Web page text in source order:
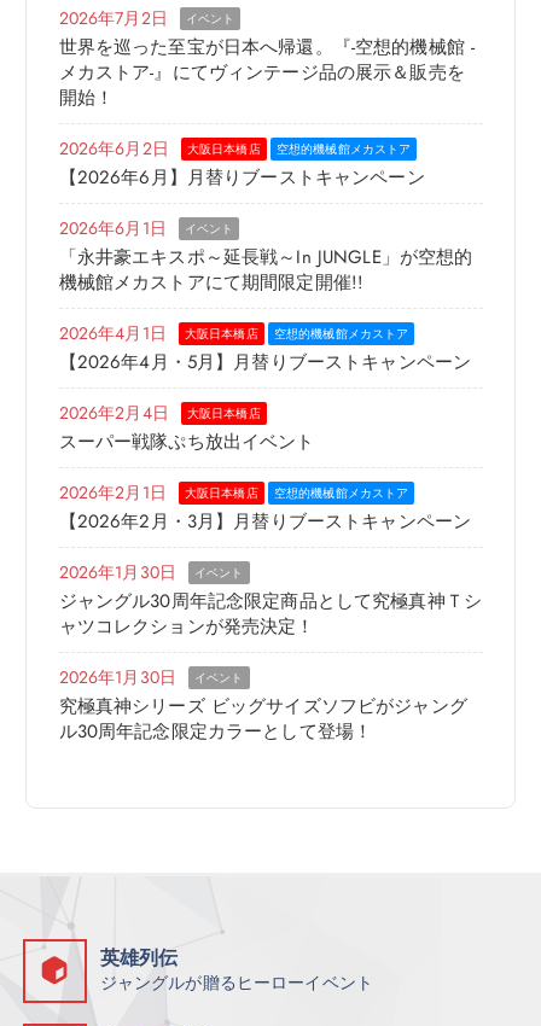
2026年7月2日 イベント
世界を巡った至宝が日本へ帰還。『-空想的機械館 -
メカストア-』にてヴィンテージ品の展示＆販売を
開始！
2026年6月2日 大阪日本橋店 空想的機械館メカストア
【2026年6月】月替りブーストキャンペーン
2026年6月1日 イベント
「永井豪エキスポ～延長戦～in JUNGLE」が空想的
機械館メカストアにて期間限定開催!!
2026年4月1日 大阪日本橋店 空想的機械館メカストア
【2026年4月・5月】月替りブーストキャンペーン
2026年2月4日 大阪日本橋店
スーパー戦隊ぷち放出イベント
2026年2月1日 大阪日本橋店 空想的機械館メカストア
【2026年2月・3月】月替りブーストキャンペーン
2026年1月30日 イベント
ジャングル30周年記念限定商品として究極真神Ｔシ
ャツコレクションが発売決定！
2026年1月30日 イベント
究極真神シリーズ ビッグサイズソフビがジャング
ル30周年記念限定カラーとして登場！
英雄列伝
ジャングルが贈るヒーローイベント